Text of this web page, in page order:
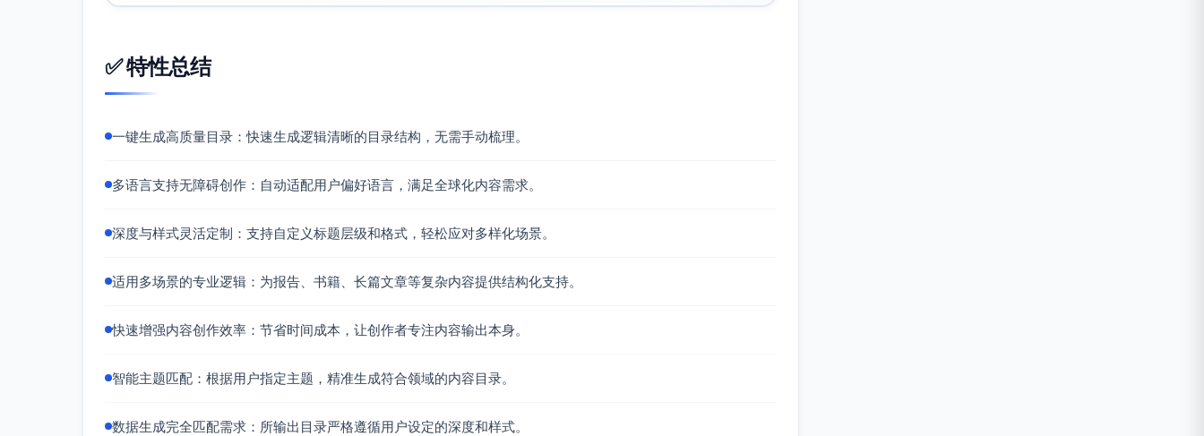
✅ 特性总结
一键生成高质量目录：快速生成逻辑清晰的目录结构，无需手动梳理。
多语言支持无障碍创作：自动适配用户偏好语言，满足全球化内容需求。
深度与样式灵活定制：支持自定义标题层级和格式，轻松应对多样化场景。
适用多场景的专业逻辑：为报告、书籍、长篇文章等复杂内容提供结构化支持。
快速增强内容创作效率：节省时间成本，让创作者专注内容输出本身。
智能主题匹配：根据用户指定主题，精准生成符合领域的内容目录。
数据生成完全匹配需求：所输出目录严格遵循用户设定的深度和样式。